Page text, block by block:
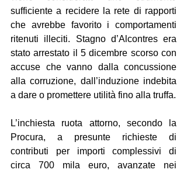
sufficiente a recidere la rete di rapporti
che avrebbe favorito i comportamenti
ritenuti illeciti. Stagno d’Alcontres era
stato arrestato il 5 dicembre scorso con
accuse che vanno dalla concussione
alla corruzione, dall’induzione indebita
a dare o promettere utilità fino alla truffa.
L’inchiesta ruota attorno, secondo la
Procura, a presunte richieste di
contributi per importi complessivi di
circa 700 mila euro, avanzate nei